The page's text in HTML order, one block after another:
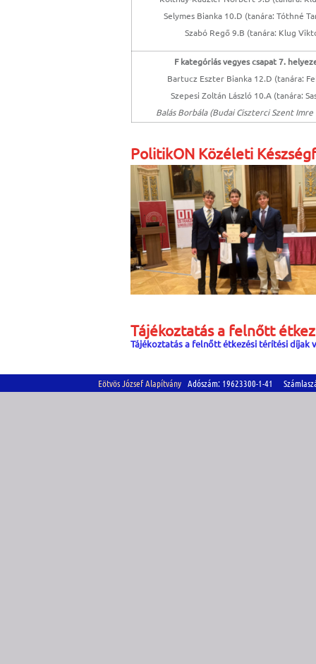
Selymes Bianka 10.D (tanára: Tóthné
Szabó Regő 9.B (tanára: Klug
F kategóriás vegyes csapat 7.
Bartucz Eszter Bianka 12.D (tanára:
Szepesi Zoltán László 10.A (tanára:
Balás Borbála (Budai Ciszterci Szent Imre
PolitikON Közéleti
Tájékoztatás a felnőtt
Tájékoztatás a felnőtt étkezési térítési díjak
Eötvös József Alapítvány Adószám: 19623300-1-41